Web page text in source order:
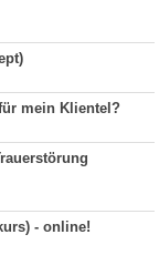
mein Klientel?
- online!